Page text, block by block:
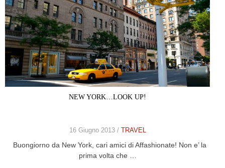
NEW YORK…LOOK UP!
16 Giugno 2013 / TRAVEL
Buongiorno da New York, cari amici di Affashionate! Non e’ la
prima volta che …